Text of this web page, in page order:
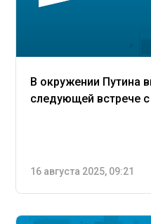
В окружении Путина
следующей встрече
16 августа 2025, 09:21